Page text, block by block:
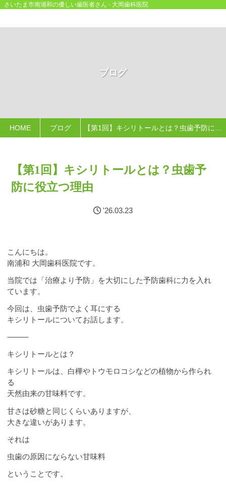
さいたま市南浦和の優しい歯医者さん - 大岡歯科医院
ブログ
HOME ブログ
【第1回】キシリトールとは？虫歯予
防に役立つ理由
'26.03.23
こんにちは。
南浦和 大岡歯科医院です。
当院では「治療より予防」を大切にした予防歯科に力を入れ
ています。
今回は、虫歯予防でよく耳にする
キシリトールについてお話します。
⸻
キシリトールとは？
キシリトールは、白樺やトウモロコシなどの植物から作られ
る
天然由来の甘味料です。
甘さは砂糖と同じくらいありますが、
大きな違いがあります。
それは
虫歯の原因にならない甘味料
ということです。